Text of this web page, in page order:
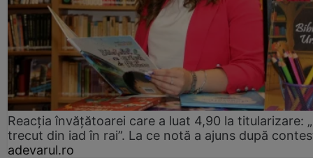
Reacția învățătoarei care a luat 4,90 la titularizare:
trecut din iad în rai”. La ce notă a ajuns după
adevarul.ro